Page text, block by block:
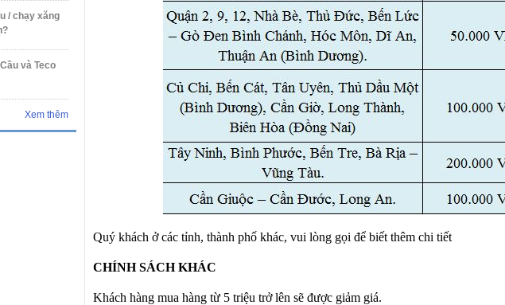
/ chạy xăng
và Teco
Xem thêm
Quý khách ở các tỉnh, thành phố khác, vui lòng gọi để biết thêm chi tiết
CHÍNH SÁCH KHÁC
Khách hàng mua hàng từ 5 triệu trở lên sẽ được giảm giá.